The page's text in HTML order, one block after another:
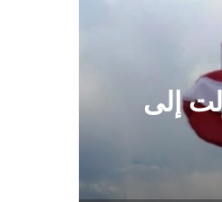
إلى